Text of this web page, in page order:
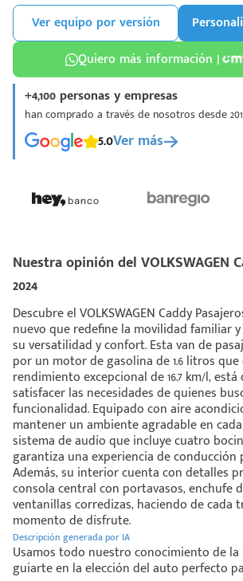
Nuestra opinión del VOLKSWAGEN
2024
Descubre el VOLKSWAGEN Caddy
nuevo que redefine la movilidad familiar
su versatilidad y confort. Esta van de
por un motor de gasolina de 1.6 litros que
rendimiento excepcional de 16.7 km/l,
satisfacer las necesidades de quienes
funcionalidad. Equipado con aire
mantener un ambiente agradable en
sistema de audio que incluye cuatro
garantiza una experiencia de conducción
Además, su interior cuenta con detalles
consola central con portavasos, enchufe
ventanillas corredizas, haciendo de cada
momento de disfrute.
Descripción generada por IA
Usamos todo nuestro conocimiento de
guiarte en la elección del auto perfecto
Ver equipo por versión
Quiero más información |
+4,100 personas y empresas
han comprado a través de nosotros desde
5.0Ver más